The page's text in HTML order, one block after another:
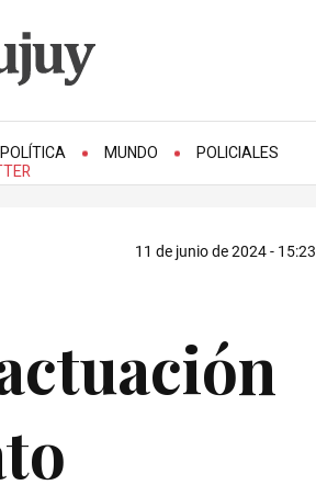
POLÍTICA MUNDO
POLICIALES
11 de junio de 2024 - 15:23